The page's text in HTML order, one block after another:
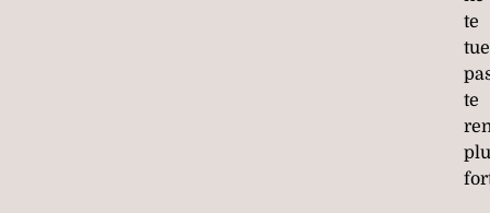
te
tue
te